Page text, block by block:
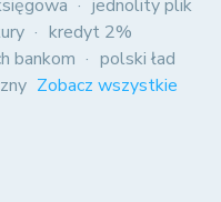
jednolity plik
kredyt 2%
bankom
polski ład
Zobacz wszystkie